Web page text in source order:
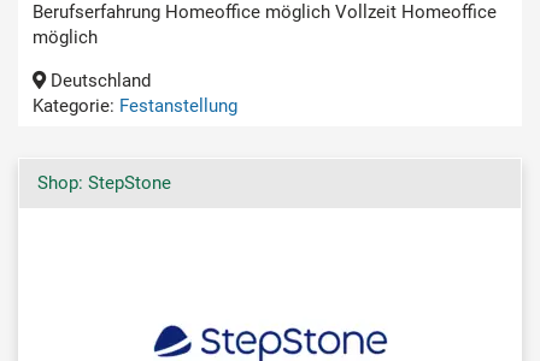
Berufserfahrung Homeoffice möglich Vollzeit Homeoffice
möglich
Deutschland
Kategorie: Festanstellung
Shop: StepStone